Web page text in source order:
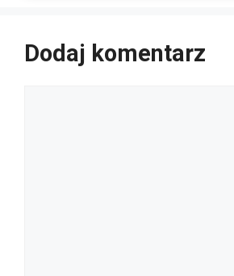
Dodaj komentarz